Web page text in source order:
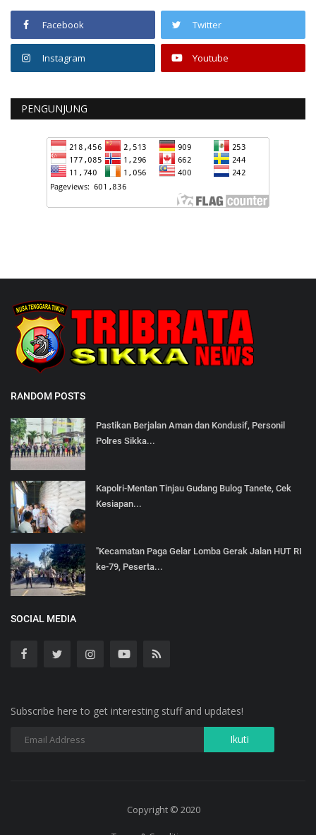
Facebook Twitter
Instagram Youtube
PENGUNJUNG
RANDOM POSTS
Pastikan Berjalan Aman dan Kondusif, Personil
Polres Sikka...
Kapolri-Mentan Tinjau Gudang Bulog Tanete, Cek
Kesiapan...
"Kecamatan Paga Gelar Lomba Gerak Jalan HUT RI
ke-79, Peserta...
SOCIAL MEDIA
Subscribe here to get interesting stuff and updates!
Copyright © 2020